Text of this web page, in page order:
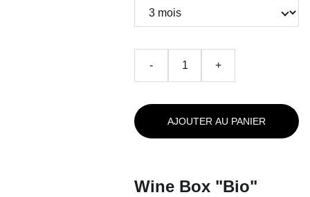
- +
AJOUTER AU PANIER
Wine Box "Bio"